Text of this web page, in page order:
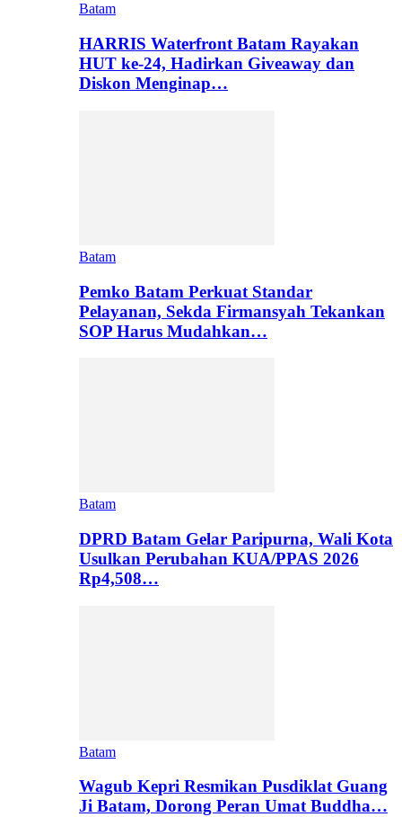
Batam
HARRIS Waterfront Batam Rayakan
HUT ke-24, Hadirkan Giveaway dan
Diskon Menginap…
Batam
Pemko Batam Perkuat Standar
Pelayanan, Sekda Firmansyah Tekankan
SOP Harus Mudahkan…
Batam
DPRD Batam Gelar Paripurna, Wali Kota
Usulkan Perubahan KUA/PPAS 2026
Rp4,508…
Batam
Wagub Kepri Resmikan Pusdiklat Guang
Ji Batam, Dorong Peran Umat Buddha…